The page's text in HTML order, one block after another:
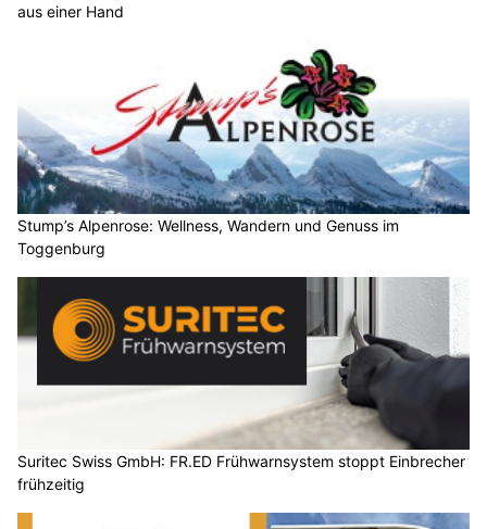
aus einer Hand
Stump’s Alpenrose: Wellness, Wandern und Genuss im
Toggenburg
Suritec Swiss GmbH: FR.ED Frühwarnsystem stoppt Einbrecher
frühzeitig